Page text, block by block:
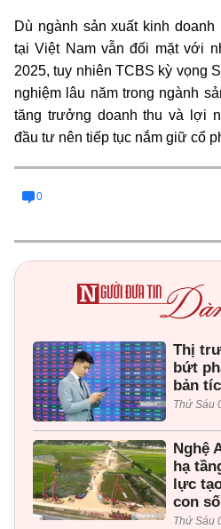
Dù ngành sản xuất kinh
tại Việt Nam vẫn đối mặt với
2025, tuy nhiên TCBS kỳ vọng
nghiệm lâu năm trong ngành
tăng trưởng doanh thu và lợi
đầu tư nên tiếp tục nắm giữ cổ
0
Thị
bứt
bản
Thứ Sáu
Nghệ
hạ
lực
con số
Thứ Sáu